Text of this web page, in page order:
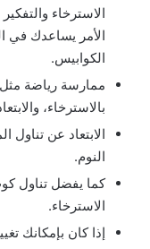
الاسترخاء
الأمر يساعدك في
الكوابيس.
ممارسة رياضة مثل
بالاسترخاء،
الابتعاد عن
النوم.
كما يفضل تناول
الاسترخاء.
إذا كان بإمكانك